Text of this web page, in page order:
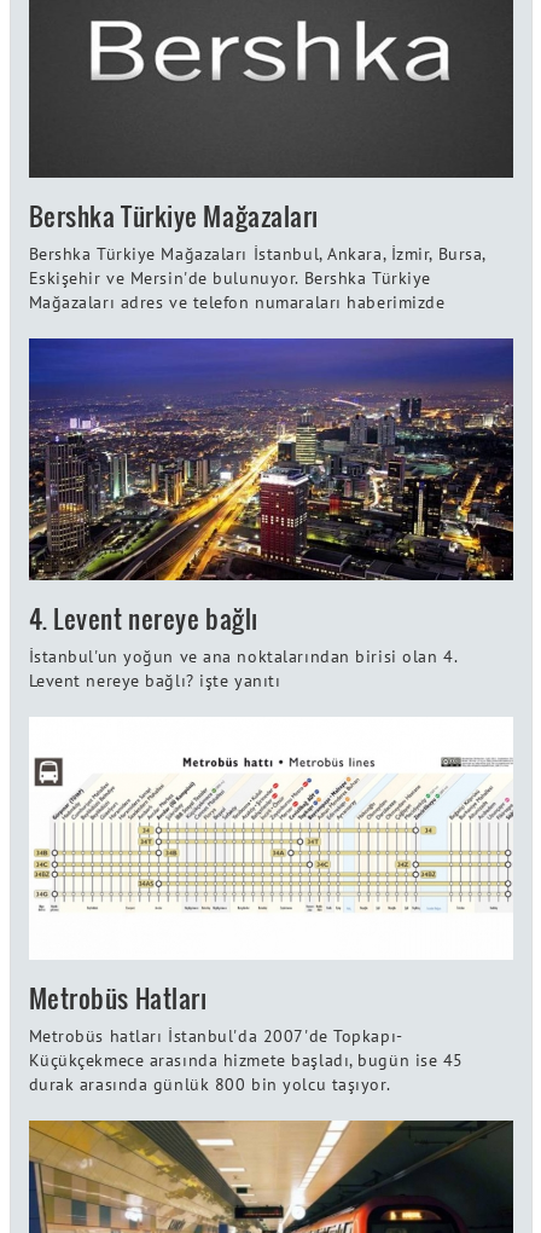
Bershka Türkiye Mağazaları
Bershka Türkiye Mağazaları İstanbul, Ankara, İzmir, Bursa,
Eskişehir ve Mersin'de bulunuyor. Bershka Türkiye
Mağazaları adres ve telefon numaraları haberimizde
4. Levent nereye bağlı
İstanbul'un yoğun ve ana noktalarından birisi olan 4.
Levent nereye bağlı? işte yanıtı
Metrobüs Hatları
Metrobüs hatları İstanbul'da 2007'de Topkapı-
Küçükçekmece arasında hizmete başladı, bugün ise 45
durak arasında günlük 800 bin yolcu taşıyor.